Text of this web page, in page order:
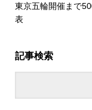
東京五輪開催まで
表
記事検索